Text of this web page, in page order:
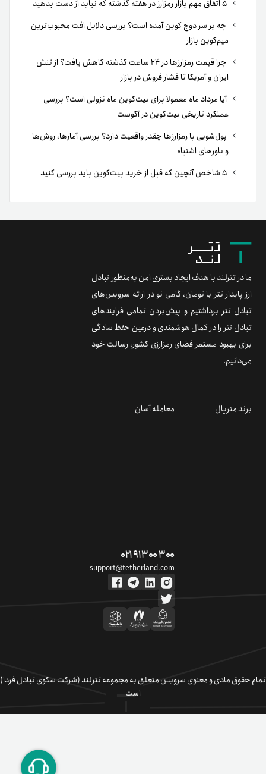
چه بر سر دوج کوین آمده است؟ بررسی دلایل افت محبوب‌ترین
میم‌کوین بازار
چرا قیمت رمزارزها در ۲۴ ساعت گذشته کاهش یافت؟ از تنش
ایران و آمریکا تا فشار فروش در بازار
آیا مرداد ماه معمولا برای بیت‌کوین ماه نزولی است؟ بررسی
عملکرد تاریخی بیت‌کوین در آگوست
پول‌شویی با رمزارزها چقدر واقعیت دارد؟ بررسی آمارها، روش‌ها
و باورهای اشتباه
ما در تترلند با هدف ایجاد بستری امن به‌منظور تبادل
ارز پایدار تتر با تومان، گامی نو در ارائه سرویس‌های
تبادل تتر برداشتیم و پیش‌بردن تمامی فرایندهای
تبادل تتر را در کمال هوشمندی و درعین حفظ سادگی
برای بهبود مستمر فضای رمزارزی کشور، رسالت خود
می‌دانیم.
برند متریال معامله آسان
۰۲۱ ۹۱ ۳۰۰ ۳۰۰
support@tetherland.com
تمام حقوق مادی و معنوی سرویس متعلق به مجموعه تترلند (شرکت سکوی تبادل فردا)
است